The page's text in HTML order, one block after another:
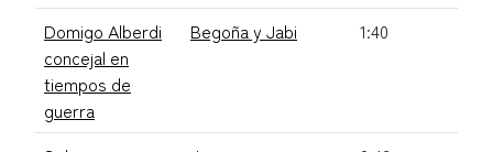
Domigo Alberdi
concejal en
tiempos de
guerra
Begoña y Jabi 1:40